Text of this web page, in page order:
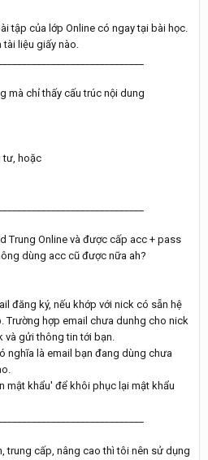
tập của lớp Online có ngay tại bài học.
liệu giấy nào.
mà chỉ thấy cấu trúc nội dung
tư, hoặc
Trung Online và được cấp acc + pass
dùng acc cũ được nữa ah?
đăng ký, nếu khớp với nick có sẵn hệ
Trường hợp email chưa dunhg cho nick
và gửi thông tin tới bạn.
nghĩa là email bạn đang dùng chưa
mật khẩu' để khôi phục lại mật khẩu
trung cấp, nâng cao thì tôi nên sử dụng